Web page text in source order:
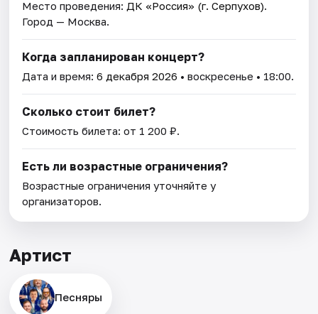
Место проведения: ДК «Россия» (г. Серпухов).
Город — Москва.
Когда запланирован концерт?
Дата и время:6 декабря 2026 • воскресенье • 18:00.
Сколько стоит билет?
Стоимость билета: от 1 200 ₽.
Есть ли возрастные ограничения?
Возрастные ограничения уточняйте у
организаторов.
Артист
Песняры